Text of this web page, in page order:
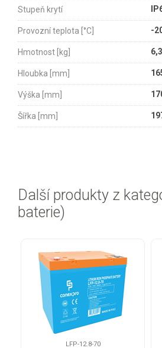
Stupeň krytí
Provozní teplota [°C] -
Hmotnost [kg] 6,3
Hloubka [mm]
Výška [mm]
Šířka [mm]
Další produkty z
baterie)
LFP-12.8-70